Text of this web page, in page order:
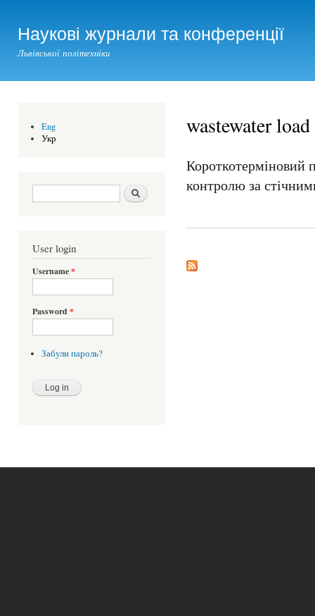
Наукові журнали та конференції
Львівської політехніки
Eng
Укр
Search form Шукати
User login
Username*
Password *
Забули пароль?
wastewater load
Короткотерміновий
контролю за